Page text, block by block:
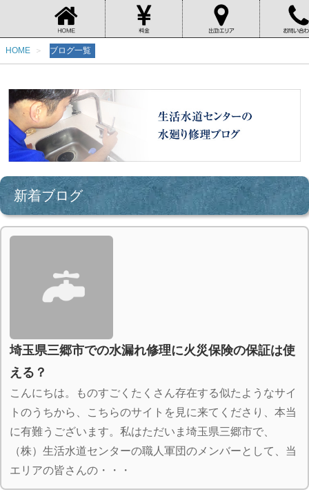
HOME ブログ一覧
新着ブログ
埼玉県三郷市での水漏れ修理に火災保険の保証は使
える？
こんにちは。ものすごくたくさん存在する似たようなサイ
トのうちから、こちらのサイトを見に来てくださり、本当
に有難うございます。私はただいま埼玉県三郷市で、
（株）生活水道センターの職人軍団のメンバーとして、当
エリアの皆さんの・・・